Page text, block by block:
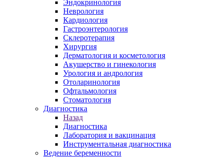
Эндокринология
Неврология
Кардиология
Гастроэнтерология
Склеротерапия
Хирургия
Дерматология и косметология
Акушерство и гинекология
Урология и андрология
Отоларинология
Офтальмология
Стоматология
Диагностика
Назад
Диагностика
Лаборатория и вакцинация
Инструментальная диагностика
Ведение беременности